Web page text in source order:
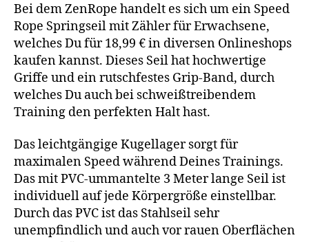
Bei dem ZenRope handelt es sich um ein Speed
Rope Springseil mit Zähler für Erwachsene,
welches Du für 18,99 € in diversen Onlineshops
kaufen kannst. Dieses Seil hat hochwertige
Griffe und ein rutschfestes Grip-Band, durch
welches Du auch bei schweißtreibendem
Training den perfekten Halt hast.
Das leichtgängige Kugellager sorgt für
maximalen Speed während Deines Trainings.
Das mit PVC-ummantelte 3 Meter lange Seil ist
individuell auf jede Körpergröße einstellbar.
Durch das PVC ist das Stahlseil sehr
unempfindlich und auch vor rauen Oberflächen